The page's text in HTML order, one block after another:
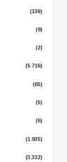
(130)
(9)
(2)
(5.716)
(65)
(5)
(6)
(1.935)
(3.312)